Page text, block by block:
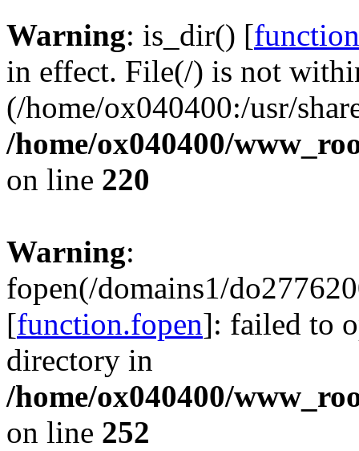
Warning: is_dir() [
in effect. File(/) is not
(/home/ox040400:/usr/
/home/ox040400/
on line 220
Warning:
fopen(/domains1/
[function.fopen]: failed to
directory in
/home/ox040400/
on line 252